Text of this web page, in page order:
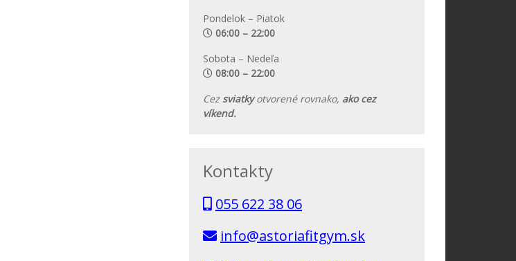
Pondelok – Piatok
06:00 – 22:00
Sobota – Nedeľa
08:00 – 22:00
Cez sviatkyotvorené rovnako, ako cez
víkend.
Kontakty
055 622 38 06
info@astoriafitgym.sk